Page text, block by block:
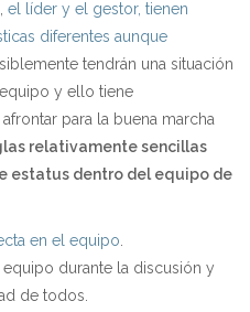
el líder y el gestor, tienen
diferentes aunque
tendrán una situación
y ello tiene
para la buena marcha
relativamente sencillas
estatus dentro del equipo de
en el equipo
durante la discusión y
de todos.